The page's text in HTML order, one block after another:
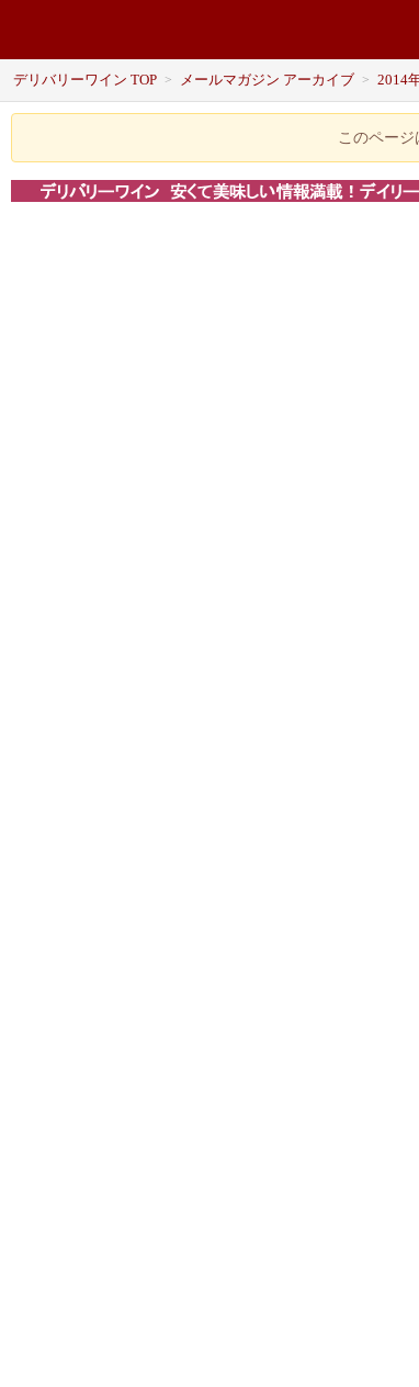
デリバリーワイン TOP > メールマガジン アーカイブ > 2014
このペー